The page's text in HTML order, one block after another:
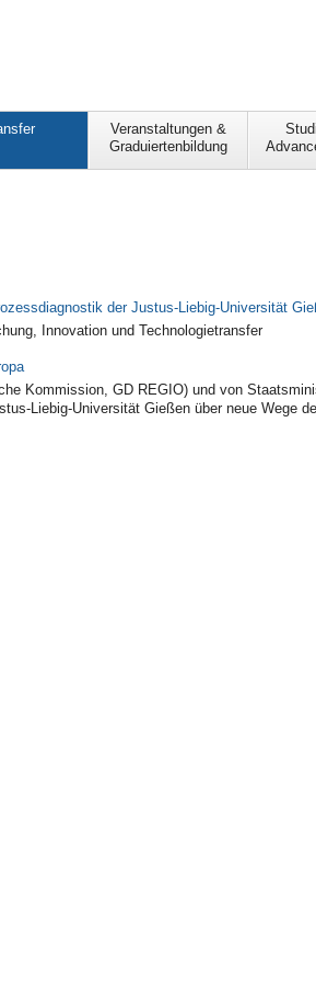
Veranstaltungen &
Graduiertenbildung
der Justus-Liebig-Universität
Innovation und Technologietransfer
Kommission, GD REGIO) und von
Liebig-Universität Gießen über neue Wege